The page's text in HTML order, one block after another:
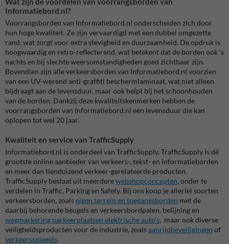
Informatiebord.nl?
Voorrangsborden van Informatiebord.nl onderscheiden zich door
hun hoge kwaliteit. Ze zijn vervaardigd met een dubbel omgezette
rand, wat zorgt voor extra stevigheid en duurzaamheid. De opdruk is
hoogwaardig en retro-reflecterend, wat betekent dat de borden ook 's
nachts en bij slechte weersomstandigheden goed zichtbaar zijn.
Bovendien zijn alle verkeersborden van Informatiebord.nl voorzien
van een UV-werend anti-graffiti beschermlaminaat, wat niet alleen
bijdraagt aan de levensduur, maar ook helpt bij het schoonhouden
van de borden. Dankzij deze kwaliteitskenmerken hebben de
voorrangsborden van Informatiebord.nl een levensduur die kan
oplopen tot wel 20 jaar.
Kwaliteit en service van TrafficSupply
Informatiebord.nl is onderdeel van TrafficSupply. TrafficSupply is dé
grootste online aanbieder van verkeers-, tekst- en informatieborden
en meer dan tienduizend verkeer-gerelateerde producten.
TrafficSupply bestaat uit meerderewebshopconcepten, onder te
verdelen in Traffic, Parking en Safety. Bij ons koop je allerlei soorten
verkeersborden, zoalseigen terrein en toegangsborden met de
daarbij behorende beugels en verkeersbordpalen, belijning en
wegmarkering parkeerplaatsen elektrische auto’s, maar ook diverse
veiligheidsproducten voor de industrie, zoalsaanrijdbeveiligingen of
verkeersspiegels.